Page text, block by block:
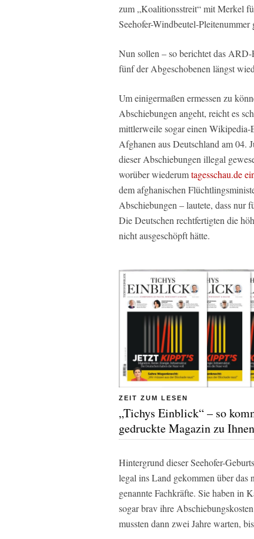
zum „Koalitionsstreit“ mit Merkel
Seehofer-Windbeutel-Pleitenummer
Nun sollen – so berichtet das ARD-
fünf der Abgeschobenen längst
Um einigermaßen ermessen zu
Abschiebungen angeht, reicht es
mittlerweile sogar einen
Afghanen aus Deutschland am 04.
dieser Abschiebungen illegal
worüber wiederumtagesschau.de
dem afghanischen
Abschiebungen – lautete, dass nur
Die Deutschen rechtfertigten die
nicht ausgeschöpft hätte.
ZEIT ZUM LESEN
„Tichys Einblick“ – so
gedruckte Magazin zu Ihnen
Hintergrund dieser Seehofer-
legal ins Land gekommen über das
genannte Fachkräfte. Sie haben in
sogar brav ihre
mussten dann zwei Jahre warten,